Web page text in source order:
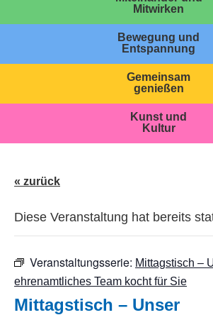
Mitwirken
Bewegung und
Entspannung
Gemeinsam
genießen
Kunst und
Kultur
« zurück
Diese Veranstaltung hat bereits
Veranstaltungsserie: Mittagstisch –
ehrenamtliches Team kocht für Sie
Mittagstisch – Unser